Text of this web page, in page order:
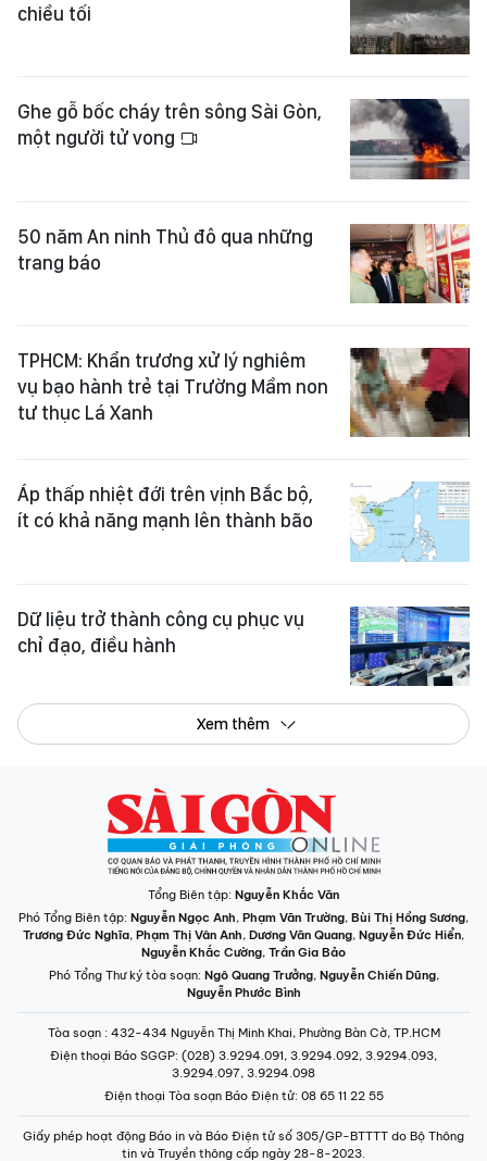
chiều tối
Ghe gỗ bốc cháy trên sông Sài Gòn,
một người tử vong
50 năm An ninh Thủ đô qua những
trang báo
TPHCM: Khẩn trương xử lý nghiêm
vụ bạo hành trẻ tại Trường Mầm non
tư thục Lá Xanh
Áp thấp nhiệt đới trên vịnh Bắc bộ,
ít có khả năng mạnh lên thành bão
Dữ liệu trở thành công cụ phục vụ
chỉ đạo, điều hành
Xem thêm
Tổng Biên tập: Nguyễn Khắc Văn
Phó Tổng Biên tập: Nguyễn Ngọc Anh, Phạm Văn Trường, Bùi Thị Hồng Sương,
Trương Đức Nghĩa, Phạm Thị Vân Anh, Dương Văn Quang, Nguyễn Đức Hiển,
Nguyễn Khắc Cường, Trần Gia Bảo
Phó Tổng Thư ký tòa soạn: Ngô Quang Trưởng, Nguyễn Chiến Dũng,
Nguyễn Phước Bình
Tòa soạn : 432-434 Nguyễn Thị Minh Khai, Phường Bàn Cờ, TP.HCM
Điện thoại Báo SGGP: (028) 3.9294.091, 3.9294.092, 3.9294.093,
3.9294.097, 3.9294.098
Điện thoại Tòa soạn Báo Điện tử: 08 65 11 22 55
Giấy phép hoạt động Báo in và Báo Điện tử số 305/GP-BTTTT do Bộ Thông
tin và Truyền thông cấp ngày 28-8-2023.